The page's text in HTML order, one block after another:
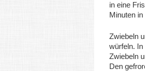
in eine
Minuten
Zwiebeln
würfeln.
Zwiebeln
Den